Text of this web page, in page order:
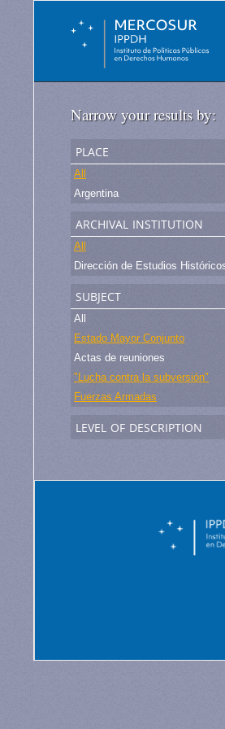
Narrow your results by:
place
All
Argentina
archival institution
All
subject
All
Estado Mayor Conjunto
Actas de reuniones
"Lucha contra la subversión"
Fuerzas Armadas
level of description